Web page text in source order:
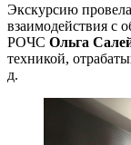
Экскурсию
взаимодействия с
РОЧС Ольга
техникой,
д.